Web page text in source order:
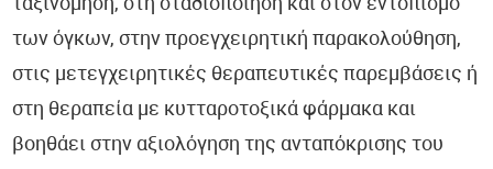
ταξινόμηση, στη σταδιοποίηση και στον εντοπισμό
των όγκων, στην προεγχειρητική παρακολούθηση,
στις μετεγχειρητικές θεραπευτικές παρεμβάσεις ή
στη θεραπεία με κυτταροτοξικά φάρμακα και
βοηθάει στην αξιολόγηση της ανταπόκρισης του